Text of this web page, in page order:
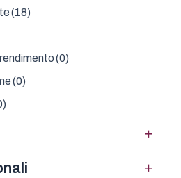
(18)
(0)
(0)
+
+